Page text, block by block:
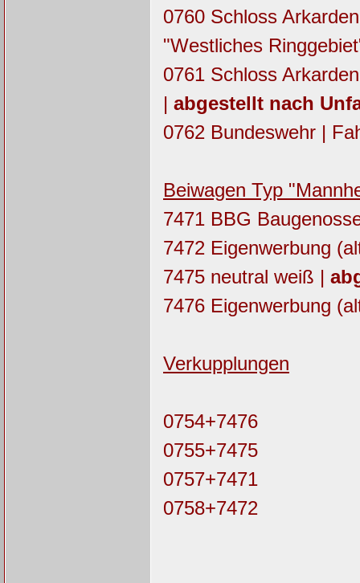
0760 Schloss
"Westliches
0761 Schloss
| abgestellt nach
0762 Bundeswehr |
Beiwagen Typ
7471 BBG
7472 Eigenwerbung
7475 neutral weiß |
7476 Eigenwerbung
Verkupplungen
0754+7476
0755+7475
0757+7471
0758+7472